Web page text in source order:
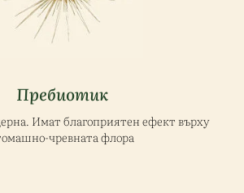
Пребиотик
Имат благоприятен ефект върху
чревната флора